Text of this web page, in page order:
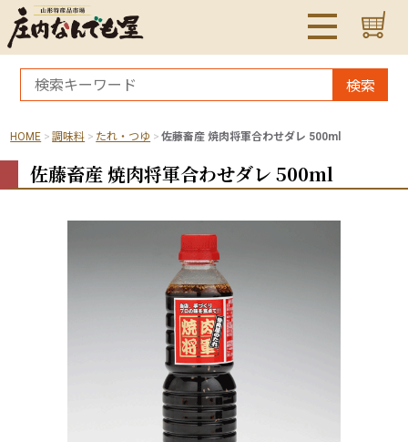
検索
HOME 調味料 たれ・つゆ 佐藤畜産 焼肉将軍合わせダレ 500ml
佐藤畜産 焼肉将軍合わせダレ 500ml